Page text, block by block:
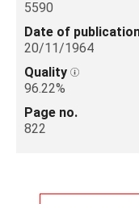
5590
Date of
20/11/1964
Quality
96.22%
Page no.
822